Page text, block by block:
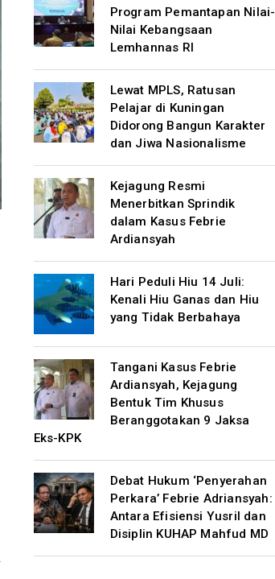
Program Pemantapan Nilai-
Nilai Kebangsaan
Lemhannas RI
Lewat MPLS, Ratusan
Pelajar di Kuningan
Didorong Bangun Karakter
dan Jiwa Nasionalisme
Kejagung Resmi
Menerbitkan Sprindik
dalam Kasus Febrie
Ardiansyah
Hari Peduli Hiu 14 Juli:
Kenali Hiu Ganas dan Hiu
yang Tidak Berbahaya
Tangani Kasus Febrie
Ardiansyah, Kejagung
Bentuk Tim Khusus
Beranggotakan 9 Jaksa
Eks-KPK
Debat Hukum ‘Penyerahan
Perkara’ Febrie Adriansyah:
Antara Efisiensi Yusril dan
Disiplin KUHAP Mahfud MD